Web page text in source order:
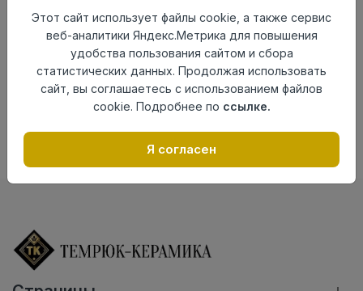
Осталось67 шт
Добавить в корзину
Внимание! Внешний вид товара может отличаться от
представленного на настоящем сайте. Проверяйте
Этот сайт использует файлы cookie, а также сервис
веб-аналитики Яндекс.Метрика для повышения
удобства пользования сайтом и сбора
статистических данных. Продолжая использовать
сайт, вы соглашаетесь с использованием файлов
cookie. Подробнее по ссылке.
Я согласен